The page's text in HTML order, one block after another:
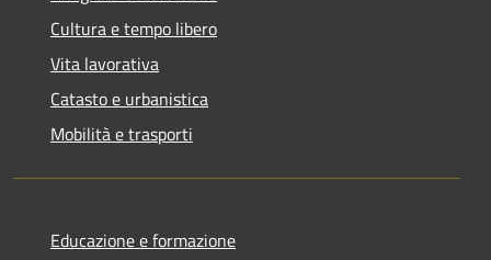
Cultura e tempo libero
Vita lavorativa
Catasto e urbanistica
Mobilità e trasporti
Educazione e formazione